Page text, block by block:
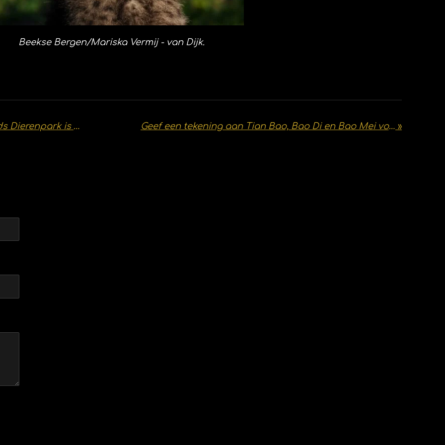
Beekse Bergen/Mariska Vermij - van Dijk.
Light Nights lichtfestival in Ouwehands Dierenpark is zondag van start gegaan. Geef een tekening aan Tian Bao, Bao Di en Bao Mei voordat ze naar China vertrekken! »